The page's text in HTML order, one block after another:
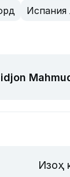
Испания
Изоҳ